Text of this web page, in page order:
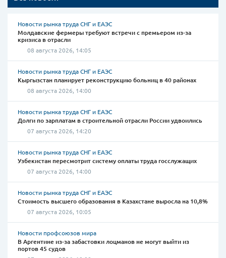
Новости рынка труда СНГ и ЕАЭС
Молдавские фермеры требуют встречи с премьером из-за
кризиса в отрасли
08 августа 2026, 14:05
Новости рынка труда СНГ и ЕАЭС
Кыргызстан планирует реконструкцию больниц в 40 районах
08 августа 2026, 14:00
Новости рынка труда СНГ и ЕАЭС
Долги по зарплатам в строительной отрасли России удвоились
07 августа 2026, 14:20
Новости рынка труда СНГ и ЕАЭС
Узбекистан пересмотрит систему оплаты труда госслужащих
07 августа 2026, 14:00
Новости рынка труда СНГ и ЕАЭС
Стоимость высшего образования в Казахстане выросла на 10,8%
07 августа 2026, 10:05
Новости профсоюзов мира
В Аргентине из-за забастовки лоцманов не могут выйти из
портов 45 судов